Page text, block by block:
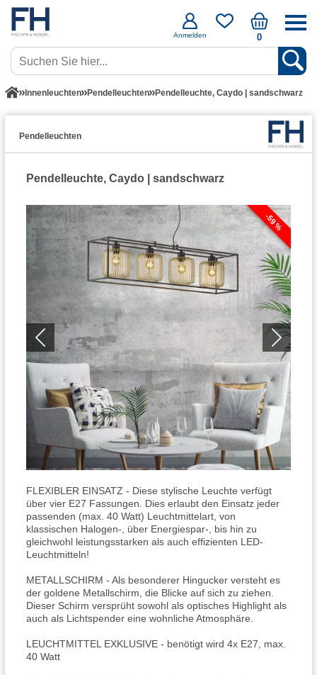
Anmelden 0
Innenleuchten Pendelleuchten Pendelleuchte, Caydo | sandschwarz
Pendelleuchten
Pendelleuchte, Caydo | sandschwarz
-59 %
FLEXIBLER EINSATZ - Diese stylische Leuchte verfügt
über vier E27 Fassungen. Dies erlaubt den Einsatz jeder
passenden (max. 40 Watt) Leuchtmittelart, von
klassischen Halogen-, über Energiespar-, bis hin zu
gleichwohl leistungsstarken als auch effizienten LED-
Leuchtmitteln!
METALLSCHIRM - Als besonderer Hingucker versteht es
der goldene Metallschirm, die Blicke auf sich zu ziehen.
Dieser Schirm versprüht sowohl als optisches Highlight als
auch als Lichtspender eine wohnliche Atmosphäre.
LEUCHTMITTEL EXKLUSIVE - benötigt wird 4x E27, max.
40 Watt